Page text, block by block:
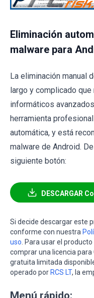
Eliminación
malware para
La eliminación manual
largo y complicado
informáticos
herramienta
automática, y está
malware de Android.
siguiente botón:
DESCARGAR
Si decide descargar este
conforme con nuestra
uso . Para usar el
comprar una licencia para
gratuita limitada
operado por RCS LT, la
Menú rápido: